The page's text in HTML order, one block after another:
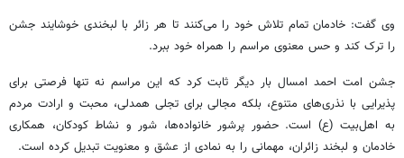
وی گفت: خادمان تمام تلاش خود را می‌کنند تا هر زائر با لبخندی خوشایند جشن
را ترک کند و حس معنوی مراسم را همراه خود ببرد.
جشن امت احمد امسال بار دیگر ثابت کرد که این مراسم نه تنها فرصتی برای
پذیرایی با نذری‌های متنوع، بلکه مجالی برای تجلی همدلی، محبت و ارادت مردم
به اهل‌بیت (ع) است. حضور پرشور خانواده‌ها، شور و نشاط کودکان، همکاری
خادمان و لبخند زائران، مهمانی را به نمادی از عشق و معنویت تبدیل کرده است.